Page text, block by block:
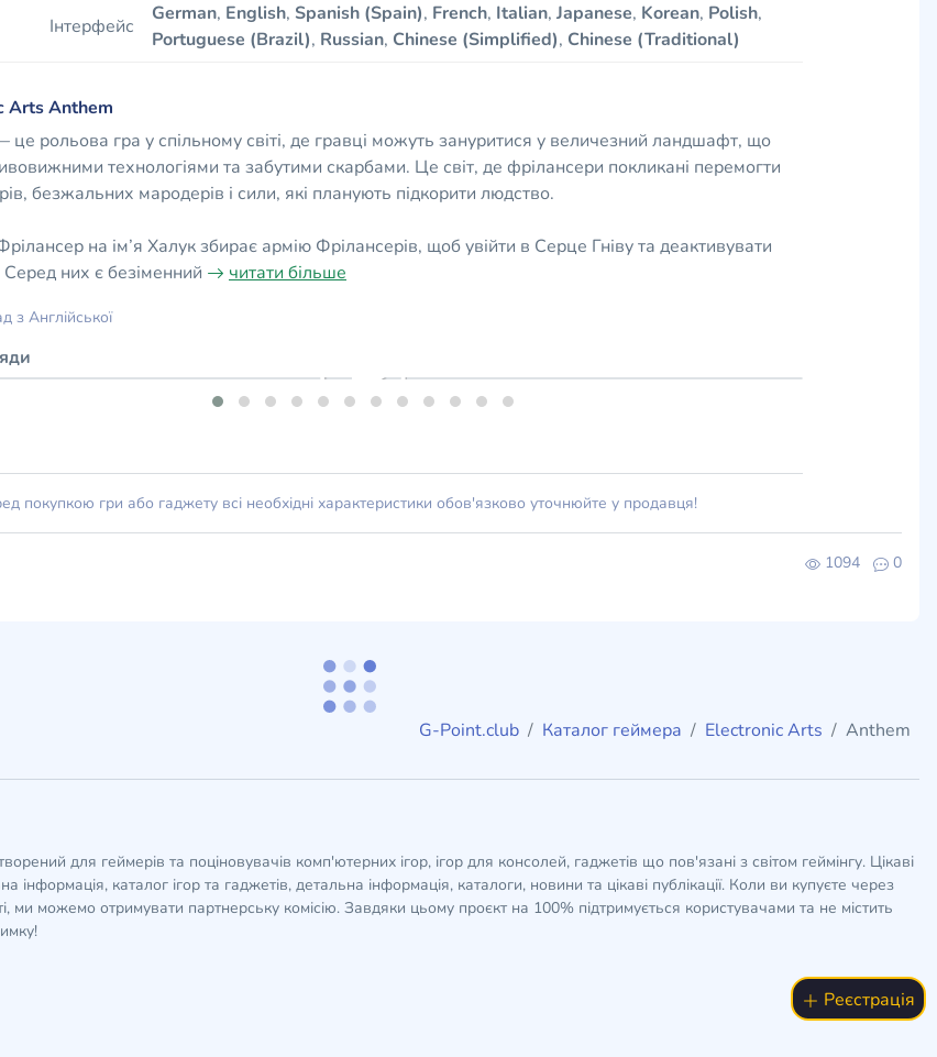
Інтерфейс
German, English, Spanish (Spain), French, Italian, Japanese, Korean, Polish,
Portuguese (Brazil), Russian, Chinese (Simplified), Chinese (Traditional)
Arts Anthem
рольова гра у спільному світі, де гравці можуть зануритися у величезний ландшафт, що
технологіями та забутими скарбами. Це світ, де фрілансери покликані перемогти
безжальних мародерів і сили, які планують підкорити людство.
на ім’я Халук збирає армію Фрілансерів, щоб увійти в Серце Гніву та деактивувати
них є безіменний
читати більше
з Англійської
покупкою гри або гаджету всі необхідні характеристики обов'язково уточнюйте у продавця!
1094 0
G-Point.club Каталог геймера Electronic Arts Anthem
для геймерів та поціновувачів комп'ютерних ігор, ігор для консолей, гаджетів що пов'язані з світом геймінгу. Цікаві
інформація, каталог ігор та гаджетів, детальна інформація, каталоги, новини та цікаві публікації. Коли ви купуєте через
ми можемо отримувати партнерську комісію. Завдяки цьому проєкт на 100% підтримується користувачами та не містить
Реєстрація